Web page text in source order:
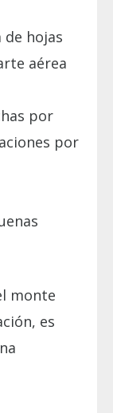
hojas
aérea
por
por
monte
es